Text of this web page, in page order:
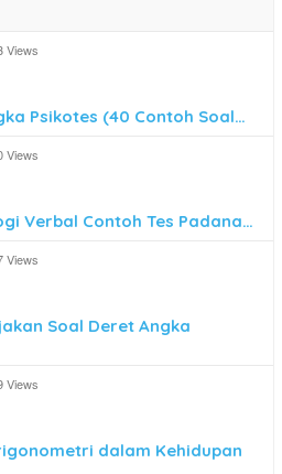
Views
Psikotes (40 Contoh Soal…
Views
Verbal Contoh Tes Padana…
Views
Soal Deret Angka
Views
dalam Kehidupan